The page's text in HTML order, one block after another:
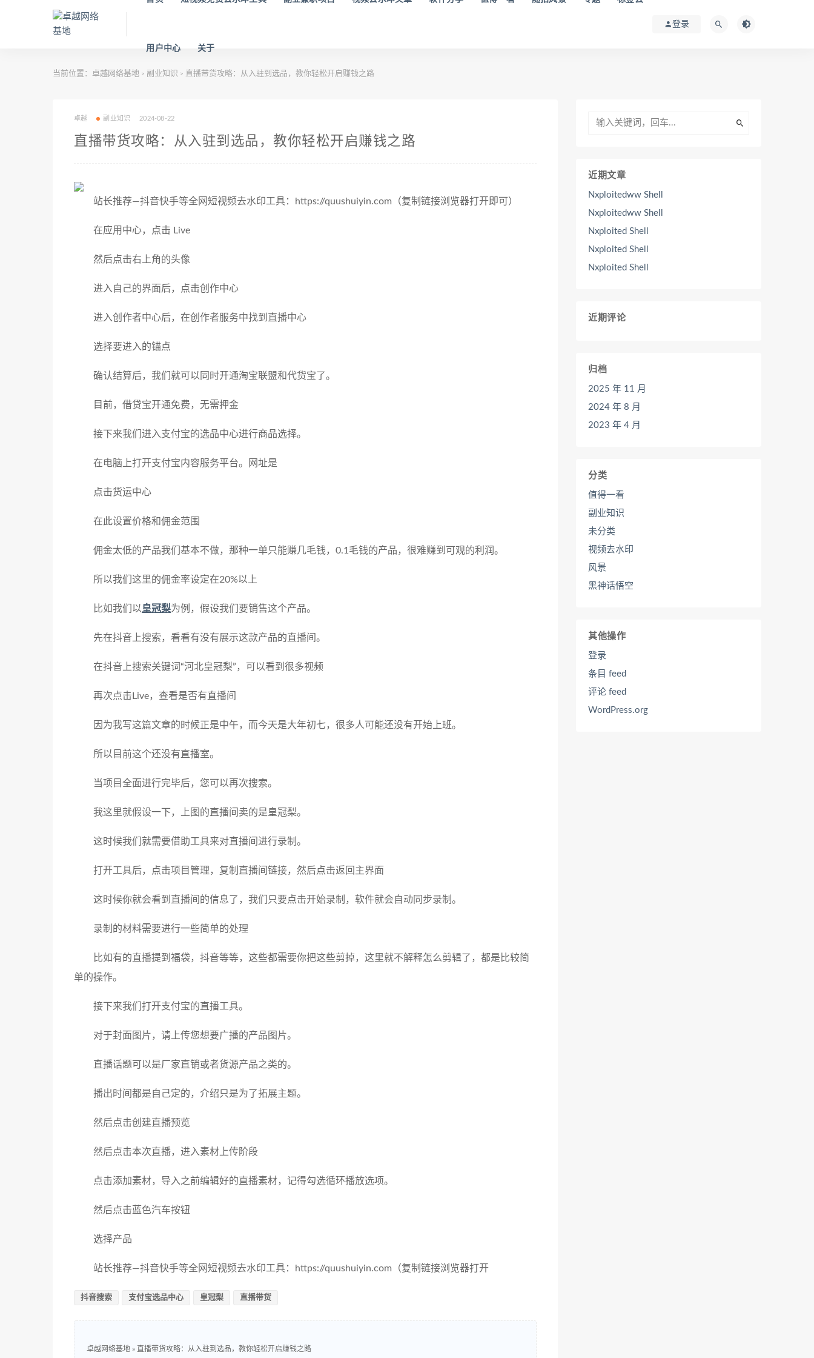
用户中心 关于
登录
当前位置： 卓越网络基地 > 副业知识 > 直播带货攻略：从入驻到选品，教你轻松开启赚钱之路
卓越 副业知识 2024-08-22
直播带货攻略：从入驻到选品，教你轻松开启赚钱之路
站长推荐—抖音快手等全网短视频去水印工具：https://quushuiyin.com（复制链接浏览器打开即可）
在应用中心，点击 Live
然后点击右上角的头像
进入自己的界面后，点击创作中心
进入创作者中心后，在创作者服务中找到直播中心
选择要进入的锚点
确认结算后，我们就可以同时开通淘宝联盟和代货宝了。
目前，借贷宝开通免费，无需押金
接下来我们进入支付宝的选品中心进行商品选择。
在电脑上打开支付宝内容服务平台。网址是
点击货运中心
在此设置价格和佣金范围
佣金太低的产品我们基本不做，那种一单只能赚几毛钱，0.1毛钱的产品，很难赚到可观的利润。
所以我们这里的佣金率设定在20%以上
比如我们以 皇冠梨为例，假设我们要销售这个产品。
先在抖音上搜索，看看有没有展示这款产品的直播间。
在抖音上搜索关键词“河北皇冠梨”，可以看到很多视频
再次点击Live，查看是否有直播间
因为我写这篇文章的时候正是中午，而今天是大年初七，很多人可能还没有开始上班。
所以目前这个还没有直播室。
当项目全面进行完毕后，您可以再次搜索。
我这里就假设一下，上图的直播间卖的是皇冠梨。
这时候我们就需要借助工具来对直播间进行录制。
打开工具后，点击项目管理，复制直播间链接，然后点击返回主界面
这时候你就会看到直播间的信息了，我们只要点击开始录制，软件就会自动同步录制。
录制的材料需要进行一些简单的处理
比如有的直播提到福袋，抖音等等，这些都需要你把这些剪掉，这里就不解释怎么剪辑了，都是比较简
单的操作。
接下来我们打开支付宝的直播工具。
对于封面图片，请上传您想要广播的产品图片。
直播话题可以是厂家直销或者货源产品之类的。
播出时间都是自己定的，介绍只是为了拓展主题。
然后点击创建直播预览
然后点击本次直播，进入素材上传阶段
点击添加素材，导入之前编辑好的直播素材，记得勾选循环播放选项。
然后点击蓝色汽车按钮
选择产品
站长推荐—抖音快手等全网短视频去水印工具：https://quushuiyin.com（复制链接浏览器打开
抖音搜索 支付宝选品中心 皇冠梨 直播带货
卓越网络基地 » 直播带货攻略：从入驻到选品，教你轻松开启赚钱之路
近期文章
Nxploitedww Shell
Nxploitedww Shell
Nxploited Shell
Nxploited Shell
Nxploited Shell
近期评论
归档
2025 年 11 月
2024 年 8 月
2023 年 4 月
分类
值得一看
副业知识
未分类
视频去水印
风景
黑神话悟空
其他操作
登录
条目 feed
评论 feed
WordPress.org